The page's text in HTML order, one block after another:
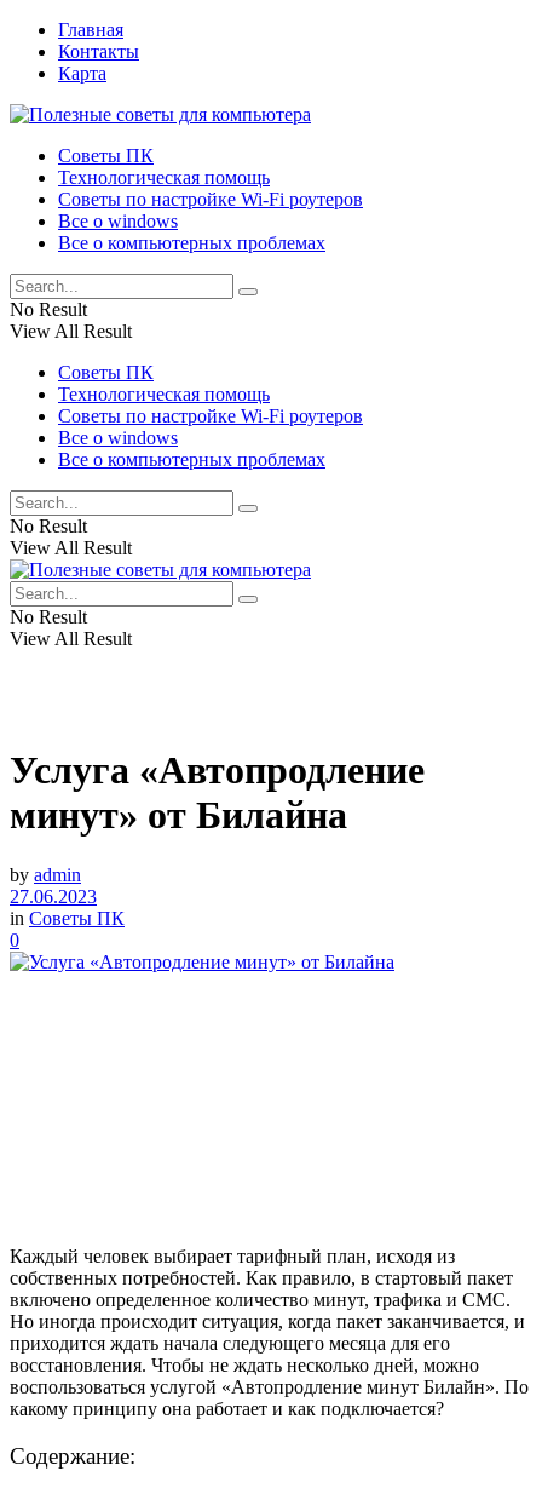
Главная
Контакты
Карта
Советы ПК
Технологическая помощь
Советы по настройке Wi-Fi роутеров
Все о windows
Все о компьютерных проблемах
No Result
View All Result
Советы ПК
Технологическая помощь
Советы по настройке Wi-Fi роутеров
Все о windows
Все о компьютерных проблемах
No Result
View All Result
No Result
View All Result
Услуга «Автопродление
минут» от Билайна
by admin
27.06.2023
in Советы ПК
0
Каждый человек выбирает тарифный план, исходя из
собственных потребностей. Как правило, в стартовый пакет
включено определенное количество минут, трафика и СМС.
Но иногда происходит ситуация, когда пакет заканчивается, и
приходится ждать начала следующего месяца для его
восстановления. Чтобы не ждать несколько дней, можно
воспользоваться услугой «Автопродление минут Билайн». По
какому принципу она работает и как подключается?
Содержание: